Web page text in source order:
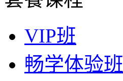
VIP班
畅学体验班